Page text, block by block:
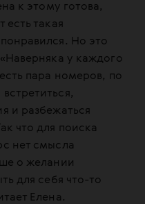
к этому готова,
такая
Но это
у каждого
пара номеров, по
и разбежаться
что для поиска
нет смысла
о желании
для себя что-то
Елена.